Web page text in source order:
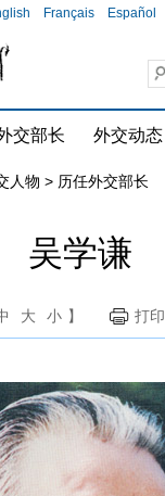
Français Español
交部长 外交动态
人物 > 历任外交部长
吴学谦
大 小 】 打印